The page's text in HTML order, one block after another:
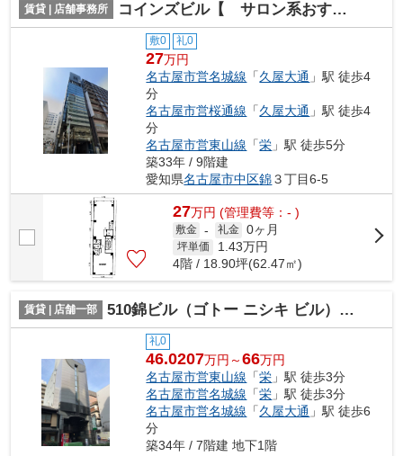
賃貸 | 店舗事務所 コインズビル【 サロン系おすすめ 】
敷0 礼0
27万円
名古屋市営名城線 「久屋大通 」駅 徒歩4
分
名古屋市営桜通線 「久屋大通 」駅 徒歩4
分
名古屋市営東山線 「栄 」駅 徒歩5分
築33年 / 9階建
愛知県名古屋市中区錦３丁目6-5
27万円 (管理費等：- )
敷金 - 礼金 0ヶ月
坪単価 1.43万円
4階 / 18.90坪(62.47㎡)
賃貸 | 店舗一部 510錦ビル（ゴトー ニシキ ビル）【 飲食系おすすめ 】
礼0
46.0207万円～66万円
名古屋市営東山線 「栄 」駅 徒歩3分
名古屋市営名城線 「栄 」駅 徒歩3分
名古屋市営名城線 「久屋大通 」駅 徒歩6
分
築34年 / 7階建 地下1階